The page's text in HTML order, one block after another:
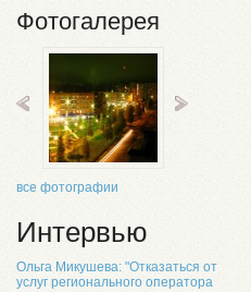
Фотогалерея
все фотографии
Интервью
Ольга Микушева: "Отказаться от
услуг регионального оператора